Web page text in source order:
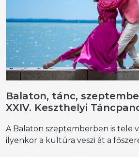
Balaton, tánc,
XXIV. Keszthelyi
A Balaton szeptemberben is tele
ilyenkor a kultúra veszi át a